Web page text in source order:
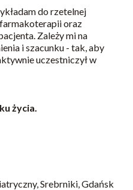
do rzetelnej
oraz
Zależy mi na
i szacunku - tak, aby
uczestniczył w
życia.
Srebrniki, Gdańsk